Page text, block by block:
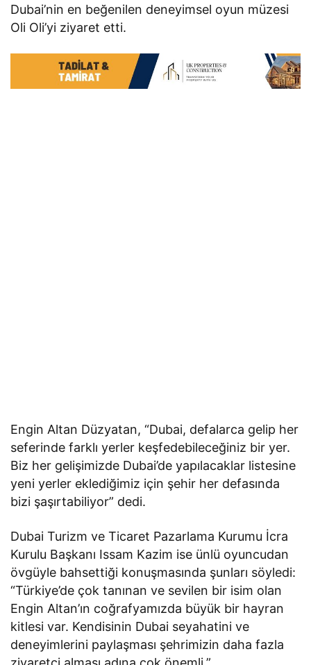
Dubai’nin en beğenilen deneyimsel oyun müzesi
Oli Oli’yi ziyaret etti.
Engin Altan Düzyatan, “Dubai, defalarca gelip her
seferinde farklı yerler keşfedebileceğiniz bir yer.
Biz her gelişimizde Dubai’de yapılacaklar listesine
yeni yerler eklediğimiz için şehir her defasında
bizi şaşırtabiliyor” dedi.
Dubai Turizm ve Ticaret Pazarlama Kurumu İcra
Kurulu Başkanı Issam Kazim ise ünlü oyuncudan
övgüyle bahsettiği konuşmasında şunları söyledi:
“Türkiye’de çok tanınan ve sevilen bir isim olan
Engin Altan’ın coğrafyamızda büyük bir hayran
kitlesi var. Kendisinin Dubai seyahatini ve
deneyimlerini paylaşması şehrimizin daha fazla